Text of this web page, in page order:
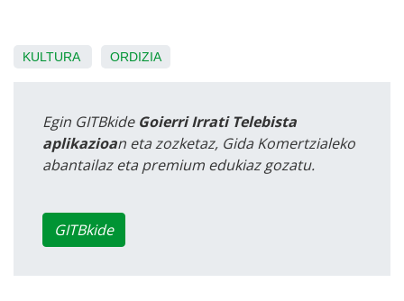
KULTURA ORDIZIA
Egin GITBkide Goierri Irrati Telebista
aplikazioan eta zozketaz, Gida Komertzialeko
abantailaz eta premium edukiaz gozatu.
GITBkide